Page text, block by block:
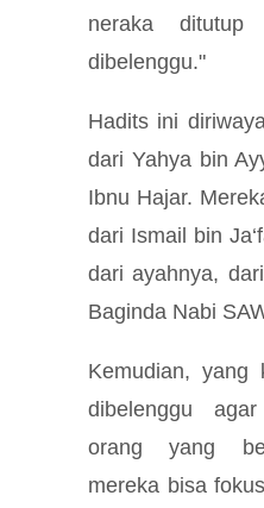
neraka ditutup
dibelenggu."
Hadits ini
dari Yahya bin
Ibnu Hajar.
dari Ismail bin
dari ayahnya,
Baginda Nabi
Kemudian, yang
dibelenggu
orang yang
mereka bisa